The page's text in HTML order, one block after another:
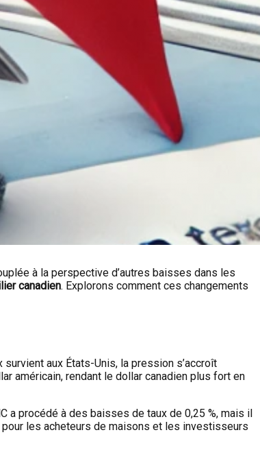
à la perspective d’autres baisses dans les
canadien. Explorons comment ces changements
aux États-Unis, la pression s’accroît
américain, rendant le dollar canadien plus fort en
a procédé à des baisses de taux de 0,25 %, mais il
les acheteurs de maisons et les investisseurs